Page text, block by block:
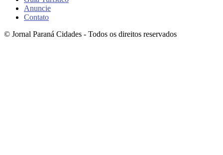
Anuncie
Contato
© Jornal Paraná Cidades - Todos os direitos reservados